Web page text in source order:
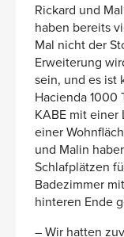
Rickard und
haben bereits
Mal nicht der
Erweiterung
sein, und es ist
Hacienda 1000
KABE mit einer
einer
und Malin
Schlafplätzen
Badezimmer
hinteren Ende
– Wir hatten